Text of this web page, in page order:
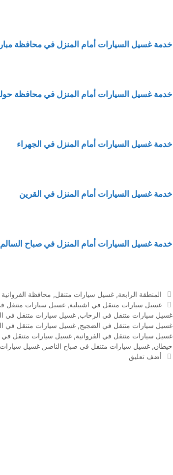
خدمة غسيل السيارات أمام المنزل في محافظة
خدمة غسيل السيارات أمام المنزل في محافظة
خدمة غسيل السيارات أمام المنزل في الجهراء
خدمة غسيل السيارات أمام المنزل في القرين
خدمة غسيل السيارات أمام المنزل في صباح
التصنيفات
المنطقة الرابعة, غسيل سيارات متنقل, محافظة الفروانية
الوسوم
غسيل سيارات متنقل في اشبيلية, غسيل سيارات متنقل
غسيل سيارات متنقل في الرحاب, غسيل سيارات متنقل في
غسيل سيارات متنقل في الضجيج, غسيل سيارات متنقل في
غسيل سيارات متنقل في الفروانية, غسيل سيارات متنقل في
خيطان, غسيل سيارات متنقل في صباح الناصر , غسيل سيارات
أضف تعليق